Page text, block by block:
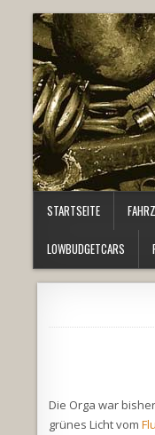
STARTSEITE
LOWBUDGETCARS
Die Orga war
grünes Licht vom